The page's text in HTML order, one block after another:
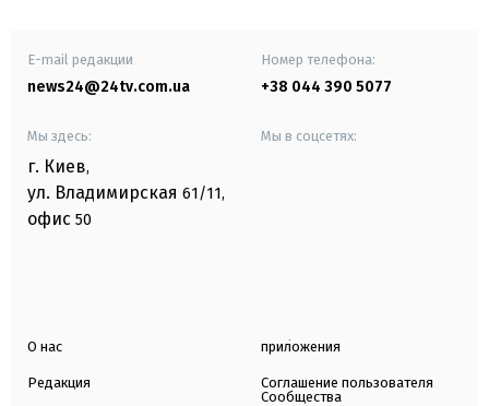
E-mail редакции
news24@24tv.com.ua
Номер телефона:
+38 044 390 5077
Мы здесь:
г. Киев,
ул. Владимирская 61/11,
офис 50
Мы в соцсетях:
О нас
Редакция
приложения
Соглашение пользователя
Сообщества